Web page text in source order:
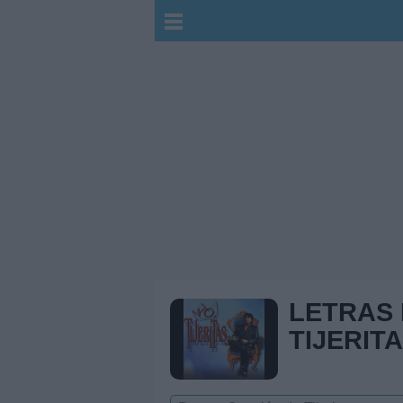
LETRAS